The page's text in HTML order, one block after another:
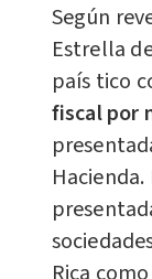
Según
Estrella
país tico
fiscal por